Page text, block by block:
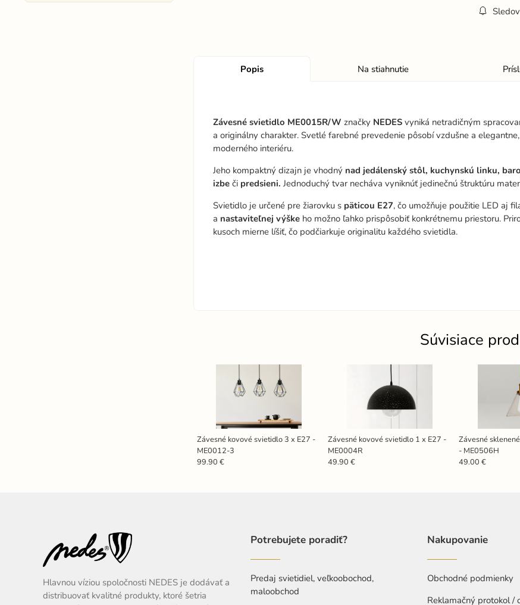
Popis Na stiahnutie
Závesné svietidlo ME0015R/W značky NEDESvyniká netradičným
a originálny charakter. Svetlé farebné prevedenie pôsobí vzdušne a
moderného interiéru.
Jeho kompaktný dizajn je vhodný nad jedálenský stôl, kuchynskú linku,
izbečipredsieni. Jednoduchý tvar necháva vyniknúť jedinečnú štruktúru
Svietidlo je určené pre žiarovku s päticou E27, čo umožňuje použitie LED aj
a nastaviteľnej výškeho možno ľahko prispôsobiť konkrétnemu priestoru.
kusoch mierne líšiť, čo podčiarkuje originalitu každého svietidla.
Súvisiace
Závesné kovové svietidlo 3 x E27 -
ME0012-3
99.90 €
Závesné kovové svietidlo 1 x E27 -
ME0004R
49.90 €
Závesné
- ME0506H
49.00 €
Hlavnou víziou spoločnosti NEDES je dodávať a
distribuovať kvalitné produkty, ktoré šetria
Potrebujete poradiť?
Predaj svietidiel, veľkoobochod,
maloobchod
Nakupovanie
Obchodné podmienky
Reklamačný protokol /